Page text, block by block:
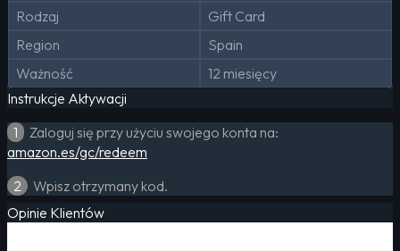
Rodzaj
Gift Card
Region
Spain
Ważność
12 miesięcy
Instrukcje Aktywacji
1
Zaloguj się przy użyciu swojego konta na:
amazon.es/gc/redeem
2
Wpisz otrzymany kod.
Opinie Klientów